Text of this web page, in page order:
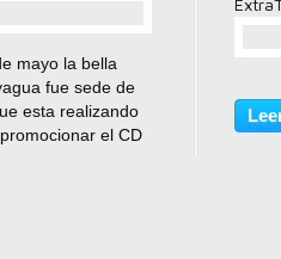
mayo la bella
fue sede de
esta realizando
el CD
9 de nuestros